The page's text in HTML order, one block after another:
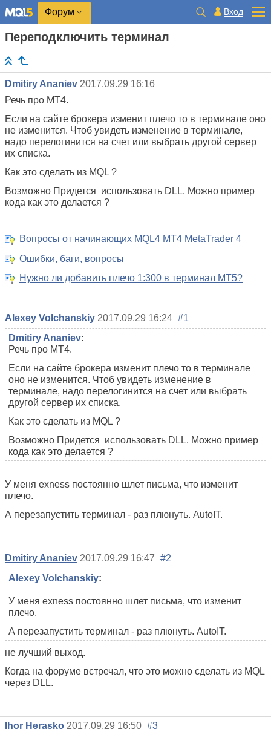
Форум Вход
Переподключить терминал
Dmitiry Ananiev 2017.09.29 16:16
Речь про МТ4.
Если на сайте брокера изменит плечо то в терминале оно
не изменится. Чтоб увидеть изменение в терминале,
надо перелогинится на счет или выбрать другой сервер
их списка.
Как это сделать из MQL ?
Возможно Придется использовать DLL. Можно пример
кода как это делается ?
Вопросы от начинающих MQL4 MT4 MetaTrader 4
Ошибки, баги, вопросы
Нужно ли добавить плечо 1:300 в терминал MT5?
Alexey Volchanskiy 2017.09.29 16:24 #1
Dmitiry Ananiev:
Речь про МТ4.
Если на сайте брокера изменит плечо то в терминале
оно не изменится. Чтоб увидеть изменение в
терминале, надо перелогинится на счет или выбрать
другой сервер их списка.
Как это сделать из MQL ?
Возможно Придется использовать DLL. Можно пример
кода как это делается ?
У меня exness постоянно шлет письма, что изменит
плечо.
А перезапустить терминал - раз плюнуть. AutoIT.
Dmitiry Ananiev 2017.09.29 16:47 #2
Alexey Volchanskiy:
У меня exness постоянно шлет письма, что изменит
плечо.
А перезапустить терминал - раз плюнуть. AutoIT.
не лучший выход.
Когда на форуме встречал, что это можно сделать из MQL
через DLL.
Ihor Herasko 2017.09.29 16:50 #3